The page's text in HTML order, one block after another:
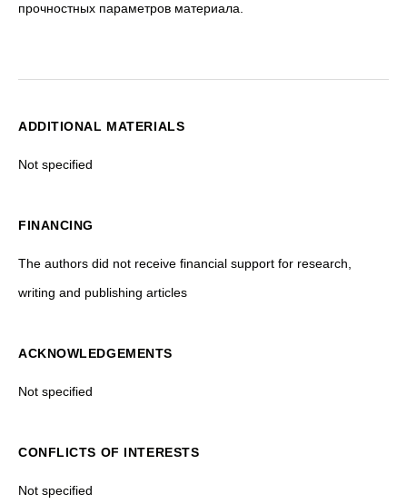
прочностных параметров материала.
ADDITIONAL MATERIALS
Not specified
FINANCING
The authors did not receive financial support for research,
writing and publishing articles
ACKNOWLEDGEMENTS
Not specified
CONFLICTS OF INTERESTS
Not specified